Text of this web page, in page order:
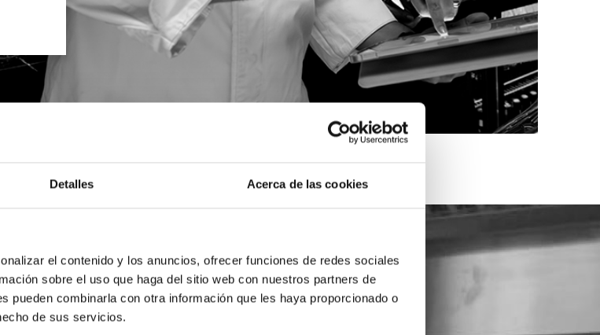
Detalles Acerca de las cookies
el contenido y los anuncios, ofrecer funciones de redes sociales
sobre el uso que haga del sitio web con nuestros partners de
pueden combinarla con otra información que les haya proporcionado o
de sus servicios.